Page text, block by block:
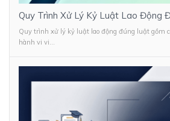
Quy Trình Xử Lý Kỷ Luật Lao Động
Quy trình xử lý kỷ luật lao động đúng luật gồm
hành vi vi...